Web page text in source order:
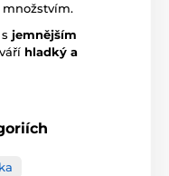
jemnějším
hladký a